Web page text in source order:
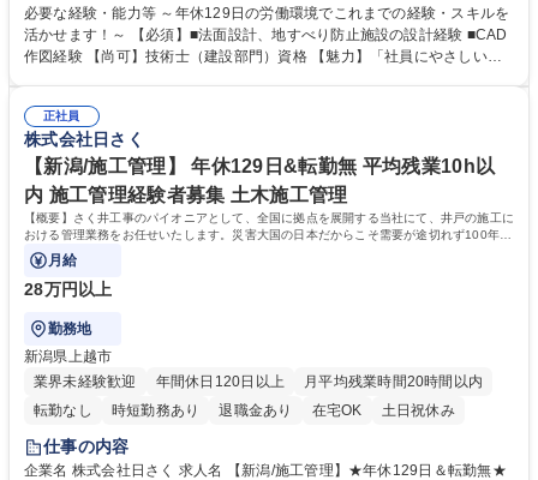
切れず100年以上の歴史を築いています。 【詳細】地滑り対策工事やのり
面保護工事、アンカー工事を行う際のCADを使用した設計を担当します。
【やりがい】地震や台風などの災害が多いわが国で需要の絶えない、防災
せします。 募集職種 【宮城/防災工事設計】★働き方重視のあなたへ！★
[年休129日＆転勤無]
必要な経験・能力等 ～年休129日の労働環境でこれまでの経験・スキルを
活かせます！～ 【必須】■法面設計、地すべり防止施設の設計経験 ■CAD
作図経験 【尚可】技術士（建設部門）資格 【魅力】「社員にやさしい働
う人員の増加を行っております。現場出身の社長だからこそ、働き方には
特に注力しております。 ■時代のニーズに対応し実績とノウハウを築きま
した。海外インフラ整備や災害対策など、現在は積極的に海外人材の育成
も行っております。 学歴・資格 学歴：大学院 大学 高専 短大 専修学校 高
校 語学力： 資格：技術士(建設部門、上下水道部門)
正社員
株式会社日さく
【新潟/施工管理】 年休129日&転勤無 平均残業10h以
内 施工管理経験者募集 土木施工管理
【概要】さく井工事のパイオニアとして、全国に拠点を展開する当社にて、井戸の施工に
おける管理業務をお任せいたします。災害大国の日本だからこそ需要が途切れず100年以
上の歴史を築いています。
月給
28万円以上
勤務地
新潟県上越市
業界未経験歓迎
年間休日120日以上
月平均残業時間20時間以内
転勤なし
時短勤務あり 退職金あり 在宅OK 土日祝休み
仕事の内容
企業名 株式会社日さく 求人名 【新潟/施工管理】★年休129日＆転勤無★